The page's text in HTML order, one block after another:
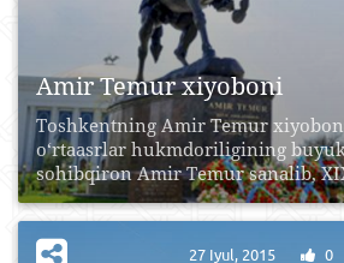
Amir Temur xiyoboni
Toshkentning Amir Temur
o‘rtaasrlar hukmdoriligining
sohibqiron Amir Temur sanalib,
27 Iyul, 2015 0